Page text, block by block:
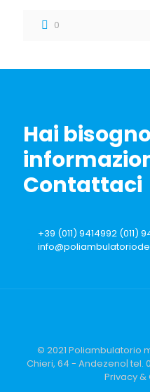
0
Hai
Contattaci
+39 (011) 9414992 (011)
© 2021 Poliambulatorio
Chieri, 64 - Andezeno| tel.
Privacy &